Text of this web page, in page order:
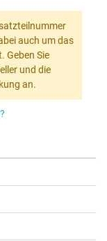
auch um das
Geben Sie
und die
an.